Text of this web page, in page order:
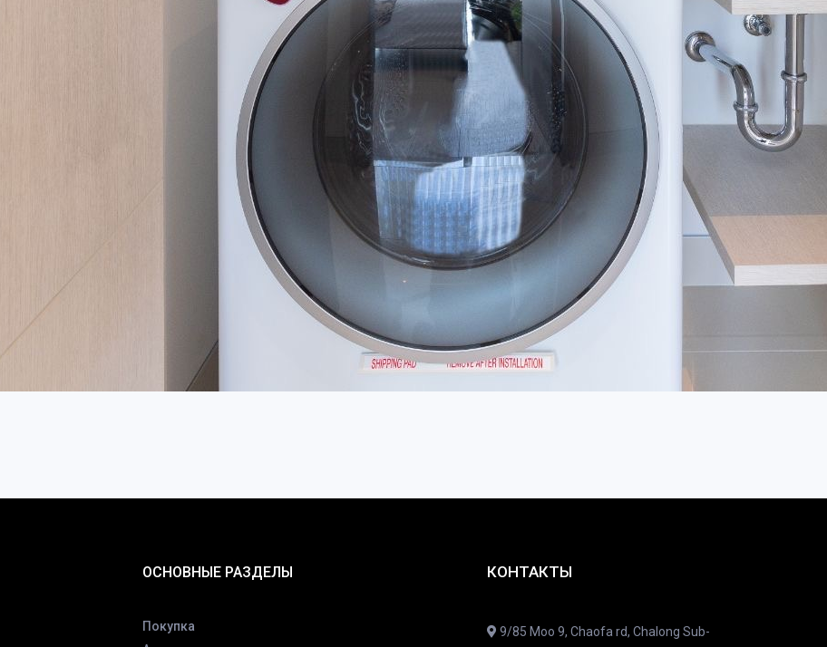
ОСНОВНЫЕ РАЗДЕЛЫ
Покупка
КОНТАКТЫ
9/85 Moo 9, Chaofa rd, Chalong Sub-